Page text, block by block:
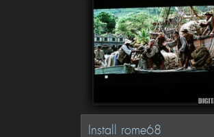
Install rome68